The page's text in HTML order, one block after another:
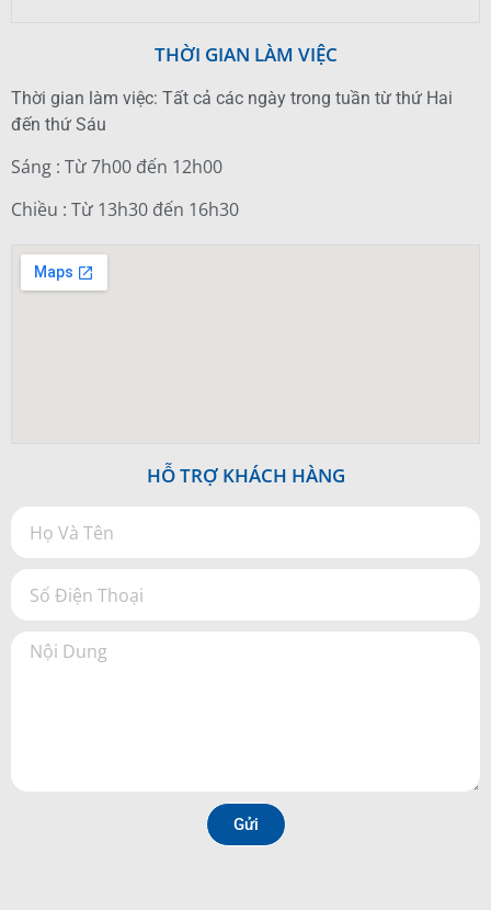
THỜI GIAN LÀM VIỆC
Thời gian làm việc: Tất cả các ngày trong tuần từ thứ Hai
đến thứ Sáu
Sáng : Từ 7h00 đến 12h00
Chiều : Từ 13h30 đến 16h30
HỖ TRỢ KHÁCH HÀNG
Gửi